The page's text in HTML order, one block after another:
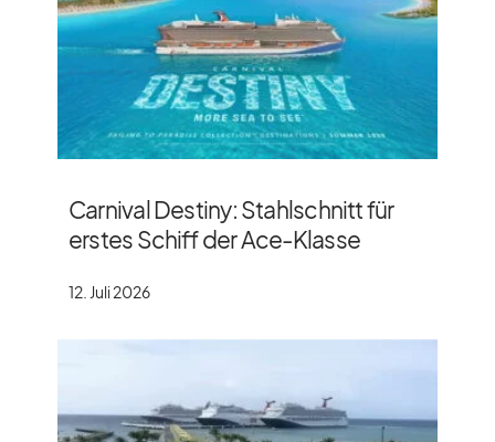
Carnival Destiny: Stahlschnitt für
erstes Schiff der Ace-Klasse
12. Juli 2026